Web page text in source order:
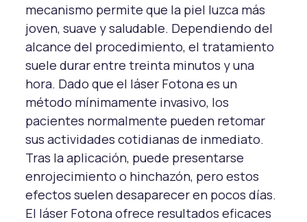
mecanismo permite que la piel luzca más
joven, suave y saludable. Dependiendo del
alcance del procedimiento, el tratamiento
suele durar entre treinta minutos y una
hora. Dado que el láser Fotona es un
método mínimamente invasivo, los
pacientes normalmente pueden retomar
sus actividades cotidianas de inmediato.
Tras la aplicación, puede presentarse
enrojecimiento o hinchazón, pero estos
efectos suelen desaparecer en pocos días.
El láser Fotona ofrece resultados eficaces